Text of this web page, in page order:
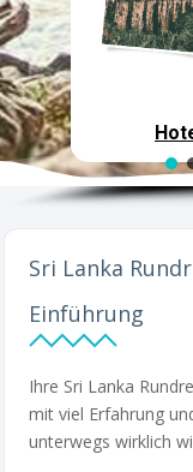
Sri Lanka
Einführung
Ihre Sri Lanka
mit viel Erfahrung
unterwegs wirklich